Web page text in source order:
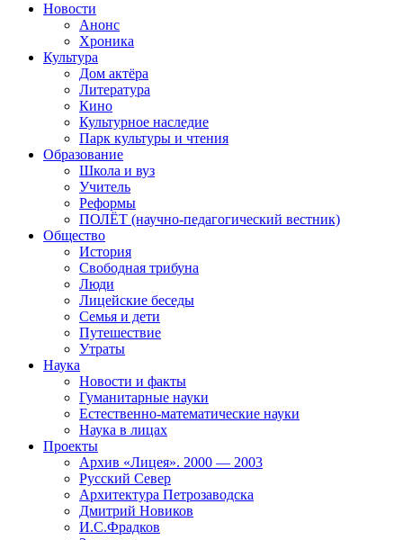
Новости
Анонс
Хроника
Культура
Дом актёра
Литература
Кино
Культурное наследие
Парк культуры и чтения
Образование
Школа и вуз
Учитель
Реформы
ПОЛЁТ (научно-педагогический вестник)
Общество
История
Свободная трибуна
Люди
Лицейские беседы
Семья и дети
Путешествие
Утраты
Наука
Новости и факты
Гуманитарные науки
Естественно-математические науки
Наука в лицах
Проекты
Архив «Лицея». 2000 — 2003
Русский Север
Архитектура Петрозаводска
Дмитрий Новиков
И.С.Фрадков